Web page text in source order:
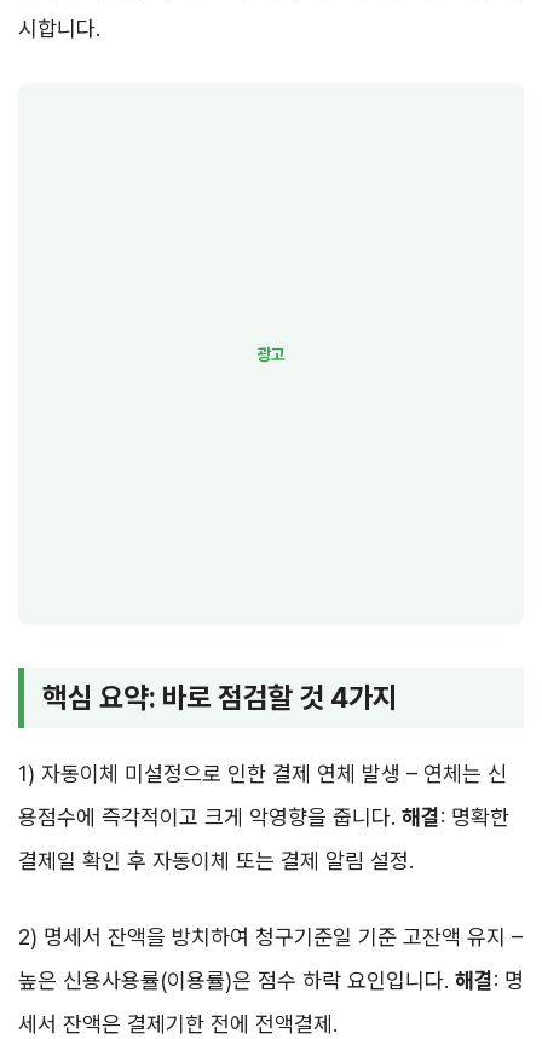
시합니다.
핵심 요약: 바로 점검할 것 4가지
1) 자동이체 미설정으로 인한 결제 연체 발생 – 연체는 신
용점수에 즉각적이고 크게 악영향을 줍니다. 해결: 명확한
결제일 확인 후 자동이체 또는 결제 알림 설정.
2) 명세서 잔액을 방치하여 청구기준일 기준 고잔액 유지 –
높은 신용사용률(이용률)은 점수 하락 요인입니다. 해결: 명
세서 잔액은 결제기한 전에 전액결제.